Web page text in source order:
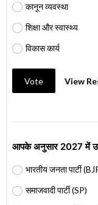
कानून व्यवस्था
शिक्षा और स्वास्थ्य
विकास कार्य
Vote View
आपके अनुसार 2027 में
भारतीय जनता पार्टी
समाजवादी पार्टी (SP)